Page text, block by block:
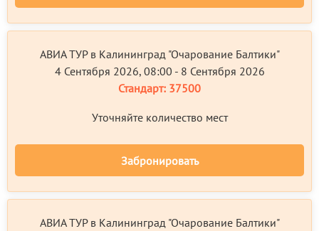
АВИА ТУР в Калининград "Очарование Балтики"
4 Сентября 2026, 08:00 - 8 Сентября 2026
Стандарт: 37500
Уточняйте количество мест
Забронировать
АВИА ТУР в Калининград "Очарование Балтики"